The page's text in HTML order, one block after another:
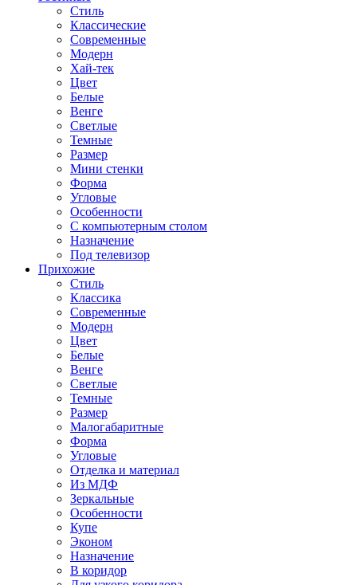
Стиль
Классические
Современные
Модерн
Хай-тек
Цвет
Белые
Венге
Светлые
Темные
Размер
Мини стенки
Форма
Угловые
Особенности
С компьютерным столом
Назначение
Под телевизор
Прихожие
Стиль
Классика
Современные
Модерн
Цвет
Белые
Венге
Светлые
Темные
Размер
Малогабаритные
Форма
Угловые
Отделка и материал
Из МДФ
Зеркальные
Особенности
Купе
Эконом
Назначение
В коридор